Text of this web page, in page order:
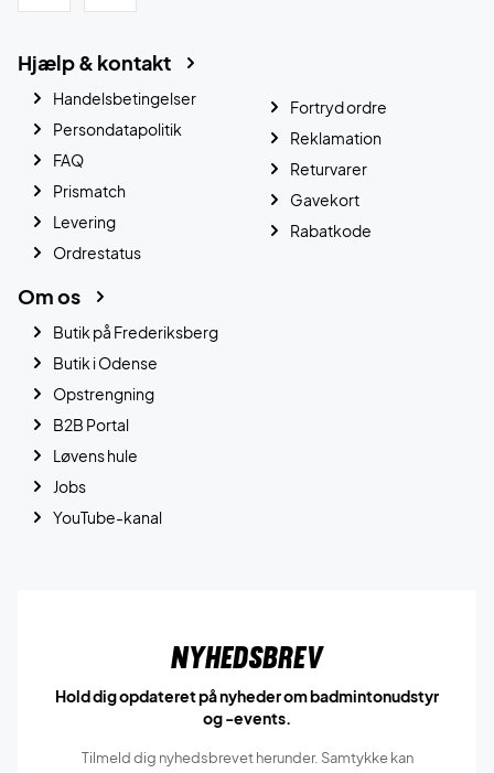
Hjælp & kontakt
Handelsbetingelser
Persondatapolitik
FAQ
Prismatch
Levering
Ordrestatus
Fortryd ordre
Reklamation
Returvarer
Gavekort
Rabatkode
Om os
Butik på Frederiksberg
Butik i Odense
Opstrengning
B2B Portal
Løvens hule
Jobs
YouTube-kanal
Nyhedsbrev
Hold dig opdateret på nyheder om badmintonudstyr
og -events.
Tilmeld dig nyhedsbrevet herunder. Samtykke kan